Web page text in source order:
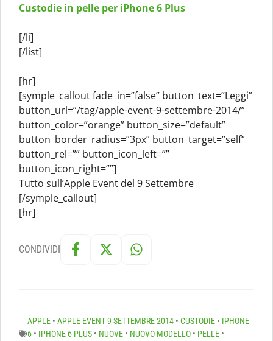
Custodie in pelle per iPhone 6 Plus
[/li]
[/list]
[hr]
[symple_callout fade_in=”false” button_text=”Leggi”
button_url=”/tag/apple-event-9-settembre-2014/”
button_color=”orange” button_size=”default”
button_border_radius=”3px” button_target=”self”
button_rel=”” button_icon_left=””
button_icon_right=””]
Tutto sull’Apple Event del 9 Settembre
[/symple_callout]
[hr]
CONDIVIDI
APPLE • APPLE EVENT 9 SETTEMBRE 2014 • CUSTODIE • IPHONE
6 • IPHONE 6 PLUS • NUOVE • NUOVO MODELLO • PELLE •